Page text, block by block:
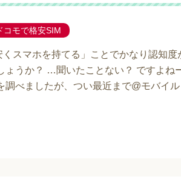
コモで格安SIM
スマホを持てる」ことでかなり認知度
ょうか？ …聞いたことない？ ですよね
べましたが、つい最近まで@モバイル